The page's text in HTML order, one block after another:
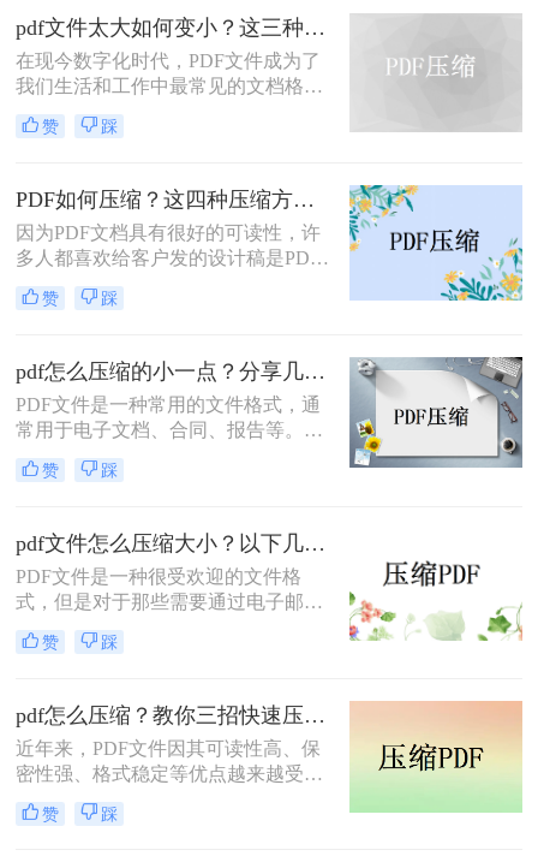
pdf文件太大如何变小？这三种方法值得一试！
在现今数字化时代，PDF文件成为了
我们生活和工作中最常见的文档格式
之一。然而，有时候我们会遇到一个
问题，即PDF文件太大，导致加载速
便。那么，pdf文件太大如何变小呢？
本文将为您介绍一些有效的方法。
赞 踩
PDF如何压缩？这四种压缩方法快来学~
因为PDF文档具有很好的可读性，许
多人都喜欢给客户发的设计稿是PDF
文档。而且这些包含设计内容的PDF
文件往往体积较大，在上传某些传输
户发前，人都喜欢需要先把它们压
缩。当PDF文件太大的时候，如何进
行PDF如何压缩？还有什么压缩方式
可以把PDF文件压缩到最小？与大家
分享两种pdf压缩方法。
赞 踩
pdf怎么压缩的小一点？分享几种好用的压缩方法！
PDF文件是一种常用的文件格式，通
常用于电子文档、合同、报告等。然
而，有时候PDF文件的大小会非常
大，导致传输和存储变得不太方便。
的技巧。下面将介绍几种pdf怎么压缩
的小一点方法。
赞 踩
pdf文件怎么压缩大小？以下几种方法帮你轻松解决！
PDF文件是一种很受欢迎的文件格
式，但是对于那些需要通过电子邮件
或云存储服务发送PDF文件的人来
说，文件大小可能会成为一个问题，
制。在这种情况下，您需要一种方法
来快速减小PDF文件的大小。这里介
绍pdf文件怎么压缩大小方法来帮助您
压缩PDF文件。
赞 踩
pdf怎么压缩？教你三招快速压缩！
近年来，PDF文件因其可读性高、保
密性强、格式稳定等优点越来越受到
人们的青睐。但是，随之而来的问题
就是文件大小过大且不便于共享和传
赞 踩